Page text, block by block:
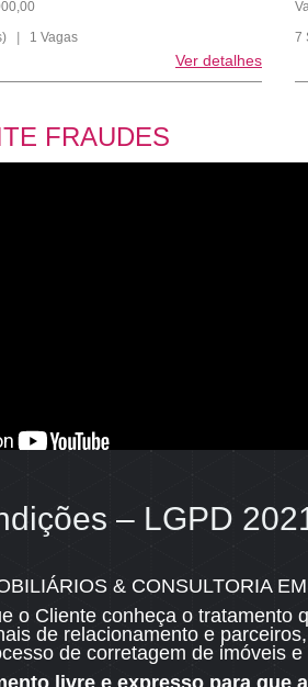
1 Vagas
Ver detalhes
7
FRAUDES
– LGPD
& CONSULTORIA
Cliente conheça o tratamento
de relacionamento e
de corretagem de imóveis
livre e expresso para que